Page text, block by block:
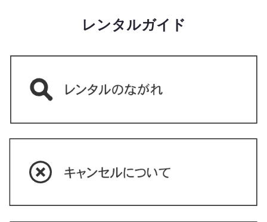
レンタルガイド